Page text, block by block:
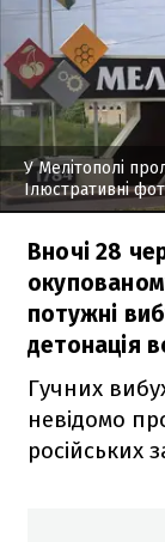
У Мелітополі
Ілюстративні
Вночі 28
потужні
детонація
Гучних
невідомо
російських